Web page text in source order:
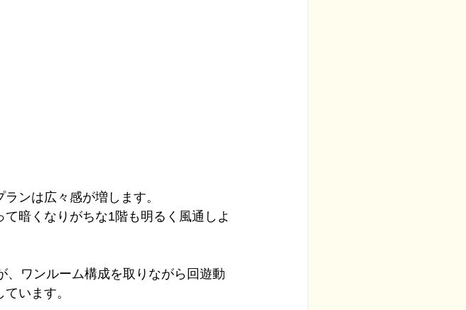
ンは広々感が増します。
暗くなりがちな1階も明るく風通しよ
、ワンルーム構成を取りながら回遊動
います。